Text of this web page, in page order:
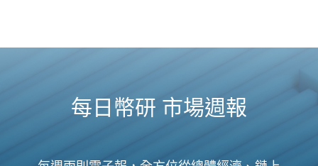
每日幣研 市場週報